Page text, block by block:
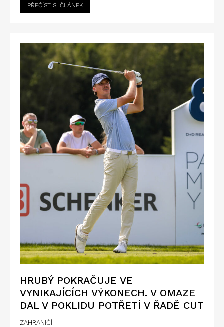
PŘEČÍST SI ČLÁNEK
HRUBÝ POKRAČUJE VE
VYNIKAJÍCÍCH VÝKONECH. V OMAZE
DAL V POKLIDU POTŘETÍ V ŘADĚ CUT
ZAHRANIČÍ